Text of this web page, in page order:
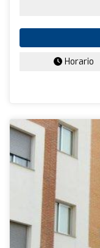
Horario